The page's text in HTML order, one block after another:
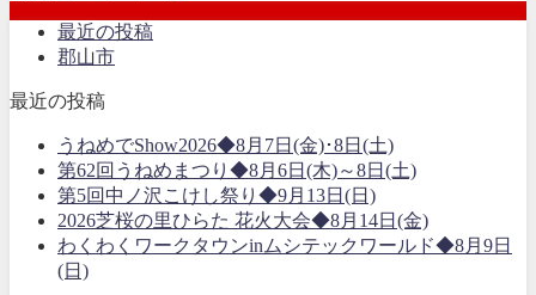
最近の投稿
郡山市
最近の投稿
うねめでShow2026◆8月7日(金)･8日(土)
第62回うねめまつり◆8月6日(木)～8日(土)
第5回中ノ沢こけし祭り◆9月13日(日)
2026芝桜の里ひらた 花火大会◆8月14日(金)
わくわくワークタウンinムシテックワールド◆8月9日
(日)